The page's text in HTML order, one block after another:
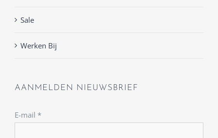
Sale
Werken Bij
AANMELDEN NIEUWSBRIEF
E-mail *